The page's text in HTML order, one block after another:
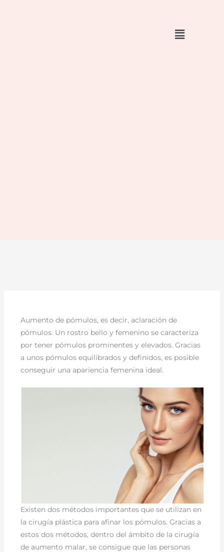
Aumento de pómulos, es decir, aclaración de
pómulos. Un rostro bello y femenino se caracteriza
por tener pómulos prominentes y elevados. Gracias
a unos pómulos equilibrados y definidos, es posible
conseguir una apariencia femenina ideal.
Existen dos métodos importantes que se utilizan en
la cirugía plástica para afinar los pómulos. Gracias a
estos dos métodos, dentro del ámbito de la cirugía
de aumento malar, se consigue que las personas